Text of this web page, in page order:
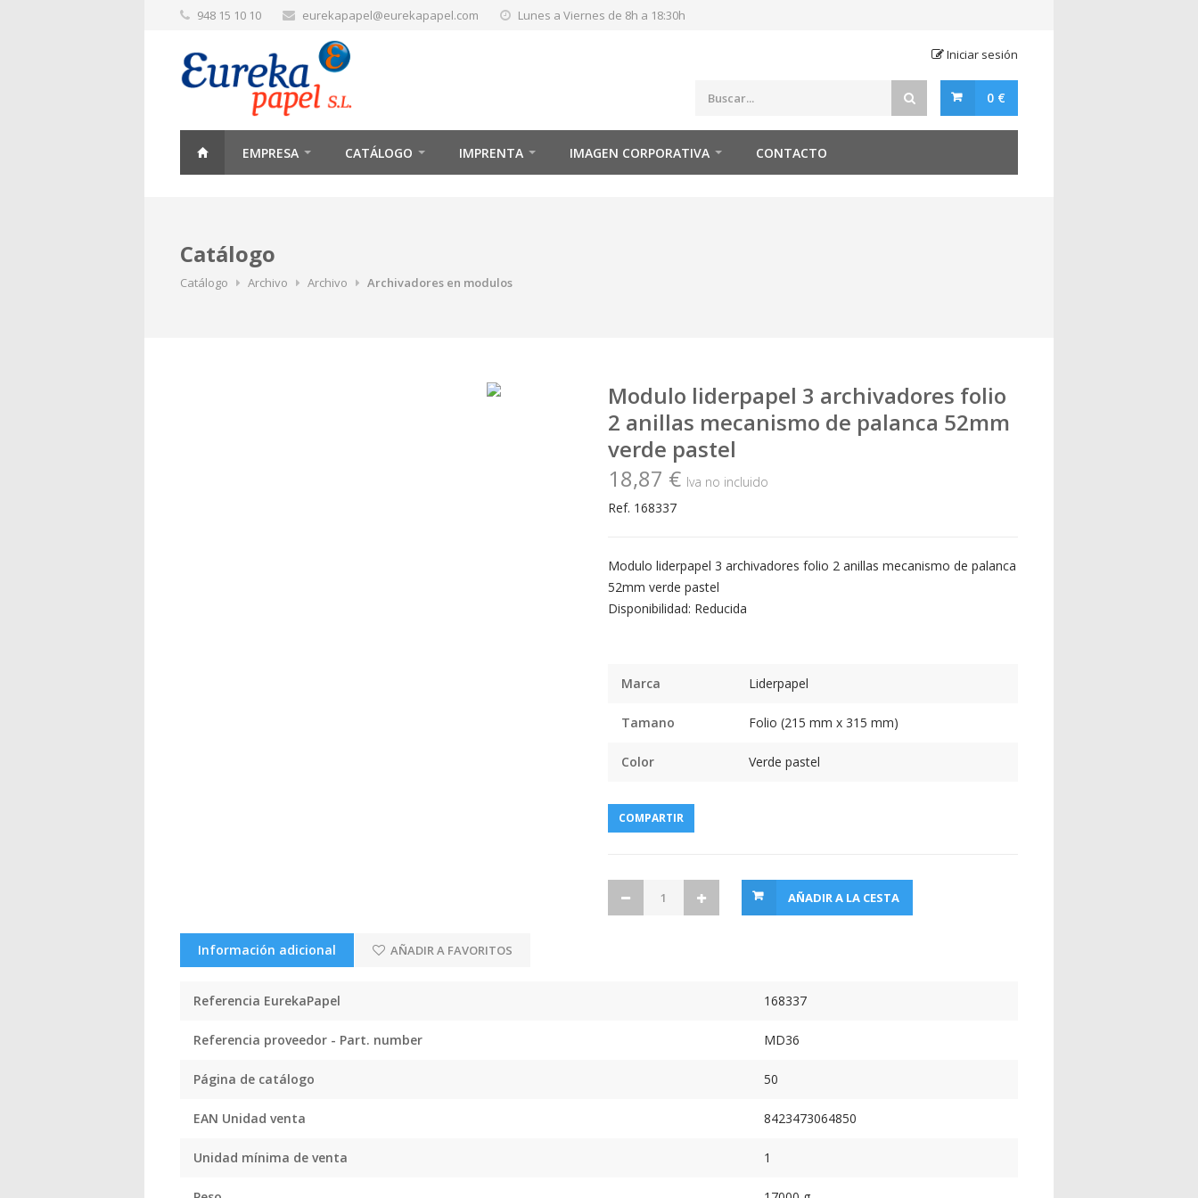
948 15 10 10 eurekapapel@eurekapapel.com Lunes a Viernes de 8h a 18:30h
Iniciar sesión
0 €
EMPRESA CATÁLOGO IMPRENTA IMAGEN CORPORATIVA CONTACTO
Catálogo
Catálogo Archivo Archivo Archivadores en modulos
Modulo liderpapel 3 archivadores folio
2 anillas mecanismo de palanca 52mm
verde pastel
18,87 € Iva no incluido
Ref. 168337
Modulo liderpapel 3 archivadores folio 2 anillas mecanismo de palanca
52mm verde pastel
Disponibilidad: Reducida
Marca Liderpapel
Tamano Folio (215 mm x 315 mm)
Color Verde pastel
COMPARTIR
AÑADIR A LA CESTA
Información adicional AÑADIR A FAVORITOS
Referencia EurekaPapel 168337
Referencia proveedor - Part. number MD36
Página de catálogo 50
EAN Unidad venta 8423473064850
Unidad mínima de venta 1